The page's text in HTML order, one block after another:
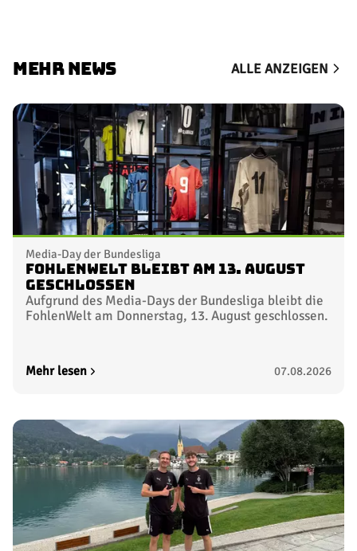
MEHR NEWS ALLE ANZEIGEN
Media-Day der Bundesliga
FohlenWelt bleibt am 13. August
geschlossen
Aufgrund des Media-Days der Bundesliga bleibt die
FohlenWelt am Donnerstag, 13. August geschlossen.
Mehr lesen 07.08.2026